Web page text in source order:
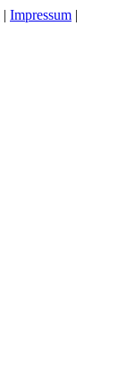
| Impressum |